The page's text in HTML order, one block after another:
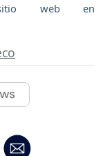
web en